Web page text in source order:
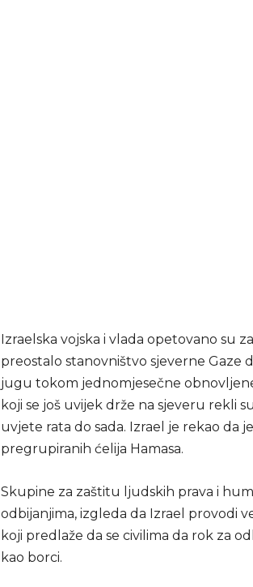
Izraelska vojska i vlada opetovano su
preostalo stanovništvo sjeverne
jugu tokom jednomjesečne
koji se još uvijek drže na sjeveru rekli
uvjete rata do sada. Izrael je rekao da
pregrupiranih ćelija Hamasa.
Skupine za zaštitu ljudskih prava i
odbijanjima, izgleda da Izrael provodi
koji predlaže da se civilima da rok za
kao borci.